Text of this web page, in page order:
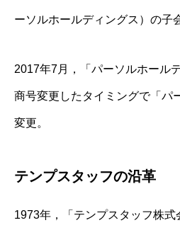
ーソルホールディングス）の子
2017年7月，「パーソルホール
商号変更したタイミングで「パ
変更。
テンプスタッフの沿革
1973年，「テンプスタッフ株式